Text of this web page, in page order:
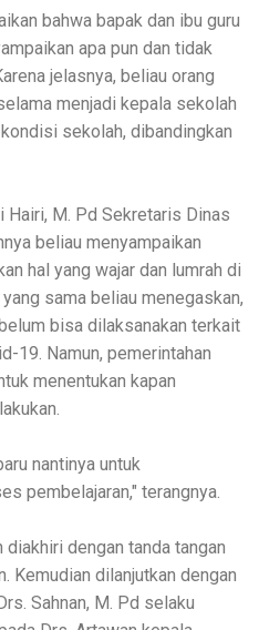
bahwa bapak dan ibu guru
apa pun dan tidak
jelasnya, beliau orang
menjadi kepala sekolah
sekolah, dibandingkan
Hairi, M. Pd Sekretaris Dinas
beliau menyampaikan
hal yang wajar dan lumrah di
sama beliau menegaskan,
bisa dilaksanakan terkait
19. Namun, pemerintahan
menentukan kapan
nantinya untuk
pembelajaran," terangnya.
dengan tanda tangan
Kemudian dilanjutkan dengan
Sahnan, M. Pd selaku